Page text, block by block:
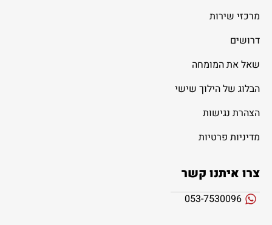
מרכזי שירות
דרושים
שאל את המומחה
הבלוג של הילוך שישי
הצהרת נגישות
מדיניות פרטיות
צרו איתנו קשר
053-7530096